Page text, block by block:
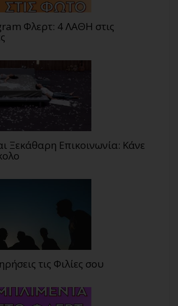
Φλερτ: 4 ΛΑΘΗ στις
Ξεκάθαρη Επικοινωνία: Κάνε
τις Φιλίες σου